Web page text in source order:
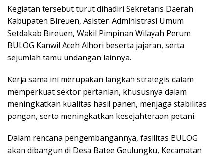
Kegiatan tersebut turut dihadiri Sekretaris Daerah
Kabupaten Bireuen, Asisten Administrasi Umum
Setdakab Bireuen, Wakil Pimpinan Wilayah Perum
BULOG Kanwil Aceh Alhori beserta jajaran, serta
sejumlah tamu undangan lainnya.
Kerja sama ini merupakan langkah strategis dalam
memperkuat sektor pertanian, khususnya dalam
meningkatkan kualitas hasil panen, menjaga stabilitas
pangan, serta meningkatkan kesejahteraan petani.
Dalam rencana pengembangannya, fasilitas BULOG
akan dibangun di Desa Batee Geulungku, Kecamatan